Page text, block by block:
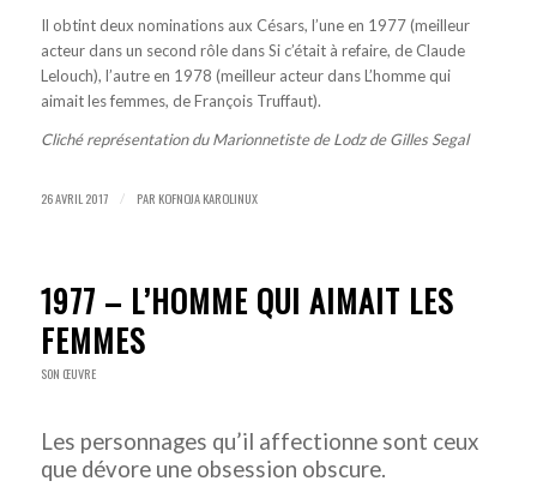
Il obtint deux nominations aux Césars, l’une en 1977 (meilleur
acteur dans un second rôle dans Si c’était à refaire, de Claude
Lelouch), l’autre en 1978 (meilleur acteur dans L’homme qui
aimait les femmes, de François Truffaut).
Cliché représentation du Marionnetiste de Lodz de Gilles Segal
26 AVRIL 2017 / PAR KOFNOJA KAROLINUX
1977 – L’HOMME QUI AIMAIT LES
FEMMES
SON ŒUVRE
Les personnages qu’il affectionne sont ceux
que dévore une obsession obscure.